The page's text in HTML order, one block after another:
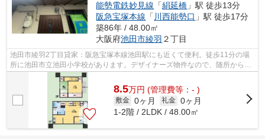
能勢電鉄妙見線 「絹延橋 」駅 徒歩13分
阪急宝塚本線 「 川西能勢口 」駅 徒歩17分
築86年 / 48.00㎡
大阪府池田市綾羽 ２丁目
池田市綾羽2丁目貸家：阪急宝塚本線池田駅にも近くて便利。徒歩11分の場
所に池田市立池田小学校があります。デザイナーズ物件なので、随所から設
計者のこだわりを感じることができます...
8.5万円 (管理費等：- )
敷金 0ヶ月 礼金 0ヶ月
1-2階 / 2LDK / 48.00㎡